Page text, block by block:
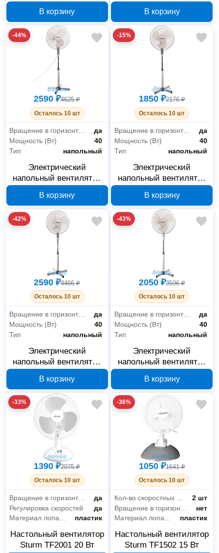
В корзину В корзину
-44%
2590 ₽4625 ₽
Осталось 10 шт
Вращение в горизонтальной плоскости
да
Мощность (Вт)
40
Тип
напольный
Электрический
напольный вентилятор
В корзину
-15%
1850 ₽2176 ₽
Осталось 10 шт
Вращение в горизонтальной плоскости
да
Мощность (Вт)
40
Тип
напольный
Электрический
напольный вентилятор
В корзину
-42%
2590 ₽4466 ₽
Осталось 10 шт
Вращение в горизонтальной плоскости
да
Мощность (Вт)
40
Тип
напольный
Электрический
напольный вентилятор
В корзину
-43%
2050 ₽3596 ₽
Осталось 10 шт
Вращение в горизонтальной плоскости
да
Мощность (Вт)
40
Тип
напольный
Электрический
напольный вентилятор
В корзину
-33%
1390 ₽2075 ₽
Осталось 10 шт
Вращение в горизонтальной плоскости
да
Регулировка скоростей
да
Материал лопастей
пластик
Настольный вентилятор
Sturm TF2001 20 Вт
-36%
1050 ₽1641 ₽
Осталось 10 шт
2 шт
нет
Материал лопастей
пластик
Настольный вентилятор
Sturm TF1502 15 Вт